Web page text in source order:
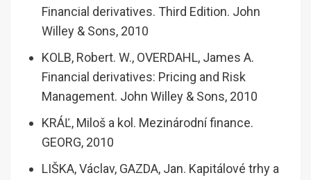
Financial derivatives. Third Edition. John
Willey & Sons, 2010
KOLB, Robert. W., OVERDAHL, James A.
Financial derivatives: Pricing and Risk
Management. John Willey & Sons, 2010
KRÁĽ, Miloš a kol. Mezinárodní finance.
GEORG, 2010
LIŠKA, Václav, GAZDA, Jan. Kapitálové trhy a